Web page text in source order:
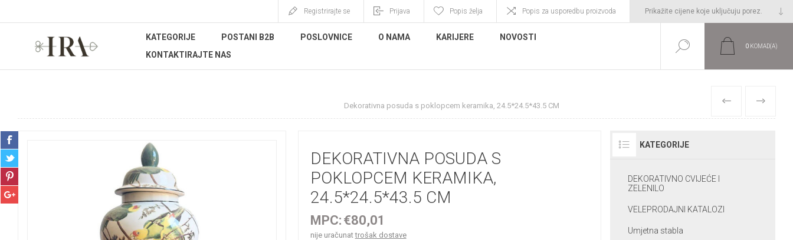
Registrirajte se Prijava Popis želja Popis za usporedbu proizvoda
KATEGORIJE POSTANI B2B POSLOVNICE O NAMA KARIJERE
NOVOSTI
KONTAKTIRAJTE NAS
0 KOMAD(A)
Dekorativna posuda s poklopcem keramika, 24.5*24.5*43.5 CM PRETHODNI
SLIJEDEĆI
DEKORATIVNA POSUDA S
POKLOPCEM KERAMIKA,
24.5*24.5*43.5 CM
MPC: €80,01
nije uračunattrošak dostave
KATEGORIJE
DEKORATIVNO CVIJEĆE I
ZELENILO
VELEPRODAJNI KATALOZI
Umjetna stabla